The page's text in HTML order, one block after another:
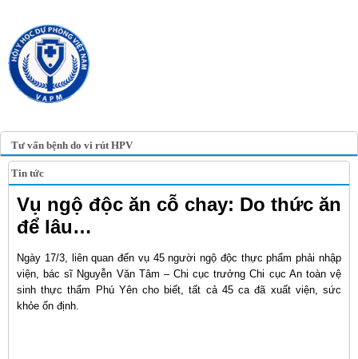
Tư vấn bệnh do vi rút HPV
Tin tức
Vụ ngộ độc ăn cỗ chay: Do thức ăn
để lâu…
Ngày 17/3, liên quan đến vụ 45 người ngộ độc thực phẩm phải nhập
viện, bác sĩ Nguyễn Văn Tâm – Chi cục trưởng Chi cục An toàn vệ
sinh thực thẩm Phú Yên cho biết, tất cả 45 ca đã xuất viện, sức
khỏe ổn định.